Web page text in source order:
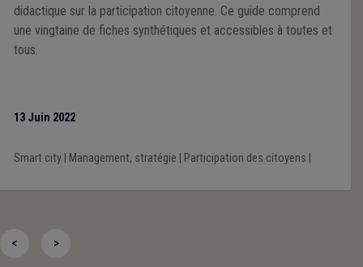
didactique sur la participation citoyenne. Ce guide comprend
une vingtaine de fiches synthétiques et accessibles à toutes et
tous.
13 Juin 2022
Smart city| Management, stratégie Participation des citoyens
< >